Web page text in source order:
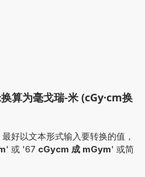
算为毫戈瑞-米 (cGy·cm换
好以文本形式输入要转换的值，
' 或 '67 cGycm 成 mGym' 或简